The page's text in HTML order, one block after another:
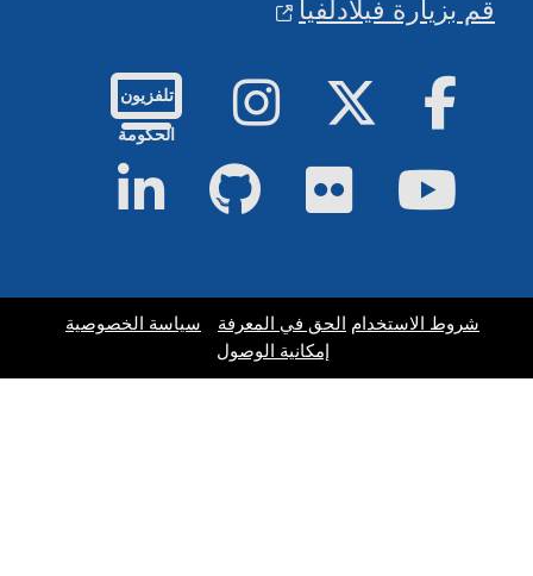
قم بزيارة فيلادلفيا
فيسبوك تويتر إينستاجرام
تلفزيون
الحكومة
يوتيوب فليكر جيت هابلينكد إن
شروط الاستخدام الحق في المعرفة
سياسة الخصوصية
إمكانية الوصول